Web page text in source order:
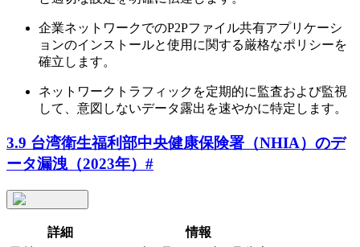
企業ネットワークでのP2Pファイル共有アプリケーシ
ョンのインストールと使用に関する厳格なポリシーを
確立します。
ネットワークトラフィックを定期的に監査および監視
して、意図しないデータ露出を速やかに特定します。
3.9 台湾衛生福利部中央健康保険署（NHIA）のデ
ータ漏洩（2023年） #
詳細
情報